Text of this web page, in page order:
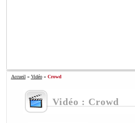
Accueil » Vidéo» Crowd
Vidéo : Crowd